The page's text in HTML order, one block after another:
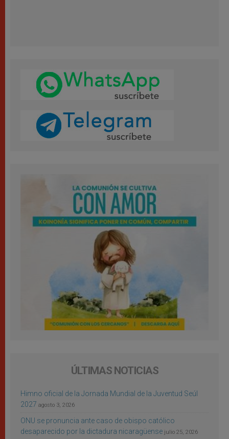
ÚLTIMAS NOTICIAS
Himno oficial de la Jornada Mundial de la Juventud Seúl
2027 agosto 3, 2026
ONU se pronuncia ante caso de obispo católico
desaparecido por la dictadura nicaragüense julio 25, 2026